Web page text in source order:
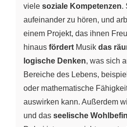
viele soziale Kompetenzen.
aufeinander zu hören, und
einem Projekt, das ihnen
hinaus fördert Musik das
logische Denken, was sich
Bereiche des Lebens,
oder mathematische
auswirken kann. Außerdem
und das seelische